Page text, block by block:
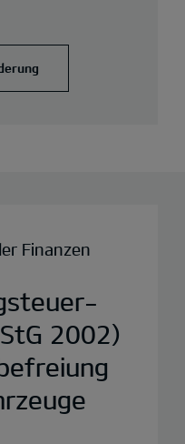
Finanzen
2002)